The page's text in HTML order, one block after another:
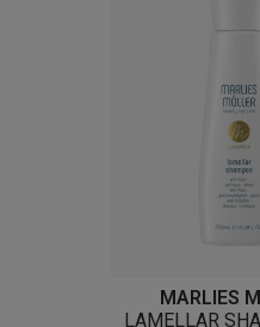
MARLIES
LAMELLAR